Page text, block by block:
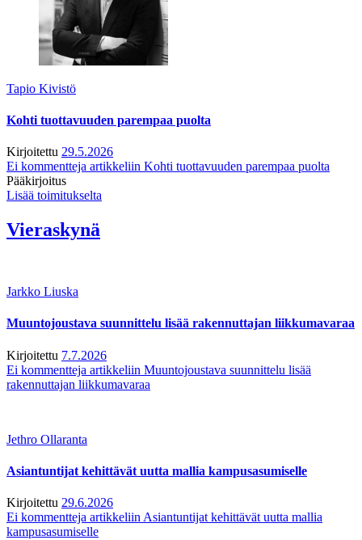
Tapio Kivistö
Kohti tuottavuuden parempaa puolta
Kirjoitettu 29.5.2026
Ei kommentteja artikkeliin Kohti tuottavuuden parempaa puolta
Pääkirjoitus
Lisää toimitukselta
Vieraskynä
Jarkko Liuska
Muuntojoustava suunnittelu lisää rakennuttajan liikkumavaraa
Kirjoitettu 7.7.2026
Ei kommentteja artikkeliin Muuntojoustava suunnittelu lisää
rakennuttajan liikkumavaraa
Jethro Ollaranta
Asiantuntijat kehittävät uutta mallia kampusasumiselle
Kirjoitettu 29.6.2026
Ei kommentteja artikkeliin Asiantuntijat kehittävät uutta mallia
kampusasumiselle